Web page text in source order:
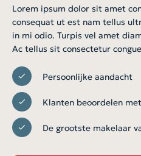
Lorem ipsum dolor sit amet
consequat ut est nam tellus
in mi odio. Turpis vel amet
Ac tellus sit consectetur
Persoonlijke aandacht
Klanten beoordelen
De grootste makelaar